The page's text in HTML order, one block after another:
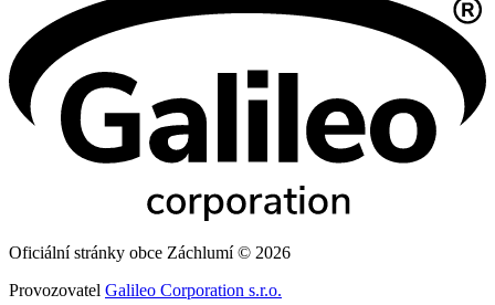
Oficiální stránky obce Záchlumí © 2026
Provozovatel Galileo Corporation s.r.o.